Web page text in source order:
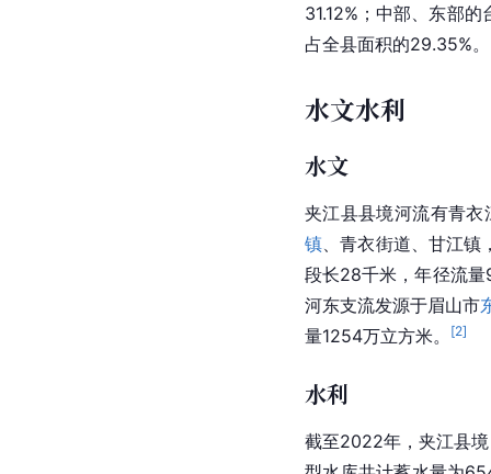
31.12%；中部、东部
占全县面积的29.35%。
水文水利
水文
夹江县县境河流有青
镇、青衣街道、 甘江镇
段长28千米，年径流
河东支流发源于眉山市
量1254万立方米。
[2]
水利
截至2022年，夹江县